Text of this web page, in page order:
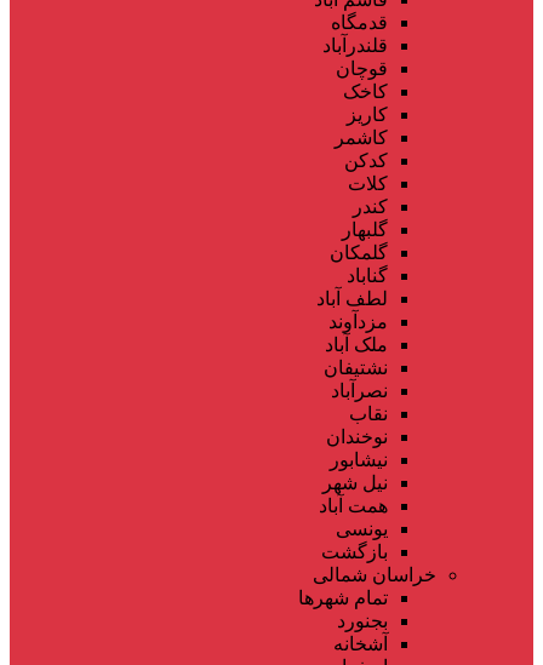
قدمگاه
قلندرآباد
قوچان
کاخک
کاریز
کاشمر
کدکن
کلات
کندر
گلبهار
گلمکان
گناباد
لطف آباد
مزدآوند
ملک آباد
نشتیفان
نصرآباد
نقاب
نوخندان
نیشابور
نیل شهر
همت آباد
یونسی
بازگشت
خراسان شمالی
تمام شهر‌ها
بجنورد
آشخانه